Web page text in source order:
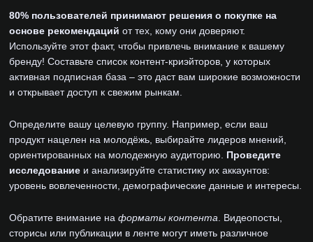
80% пользователей принимают решения о покупке на
основе рекомендаций от тех, кому они доверяют.
Используйте этот факт, чтобы привлечь внимание к вашему
бренду! Составьте список контент-криэйторов, у которых
активная подписная база – это даст вам широкие возможности
и открывает доступ к свежим рынкам.
Определите вашу целевую группу. Например, если ваш
продукт нацелен на молодёжь, выбирайте лидеров мнений,
ориентированных на молодежную аудиторию. Проведите
исследование и анализируйте статистику их аккаунтов:
уровень вовлеченности, демографические данные и интересы.
Обратите внимание на форматы контента . Видеопосты,
сторисы или публикации в ленте могут иметь различное